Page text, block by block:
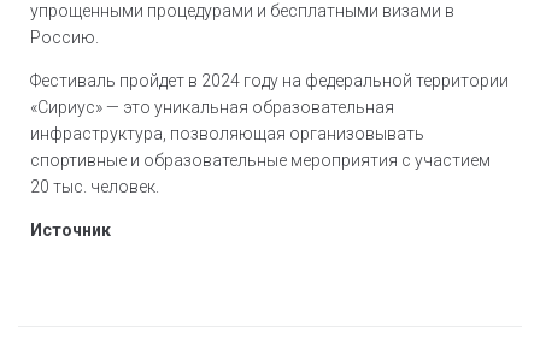
упрощенными процедурами и бесплатными визами в
Россию.
Фестиваль пройдет в 2024 году на федеральной территории
«Сириус» — это уникальная образовательная
инфраструктура, позволяющая организовывать
спортивные и образовательные мероприятия с участием
20 тыс. человек.
Источник